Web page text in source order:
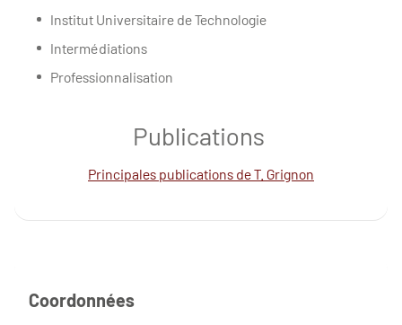
Institut Universitaire de Technologie
Intermédiations
Professionnalisation
Publications
Principales publications de T. Grignon
Coordonnées